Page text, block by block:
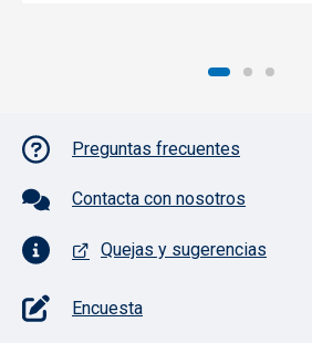
Pie de página con iconos
Preguntas frecuentes
Contacta con nosotros
Quejas y sugerencias
Encuesta